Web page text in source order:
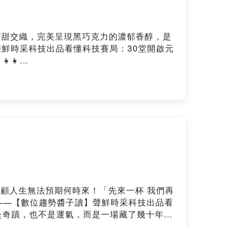
交織，完美呈現黑巧克力的濃郁香醇，是
采科技出品看懂科技賽局：30堂開啟元
生無法預期何時來！「先來一杯 我們再
數位趨勢醬子讀】聲鮮時采科技出品看
蹟，也不是運氣，而是一場藏了幾十年的